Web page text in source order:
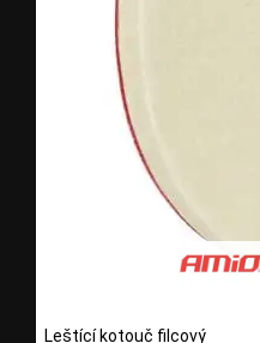
Leštící kotouč filcový